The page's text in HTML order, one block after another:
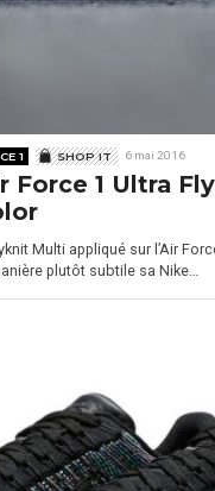
1 SHOP IT 6 mai 2016
Force 1 Ultra
Multi appliqué sur l’Air
plutôt subtile sa Nike…